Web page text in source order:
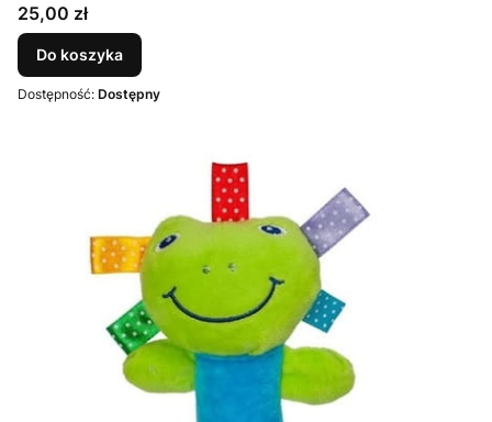
Cena
25,00 zł
Do koszyka
Dostępność: Dostępny